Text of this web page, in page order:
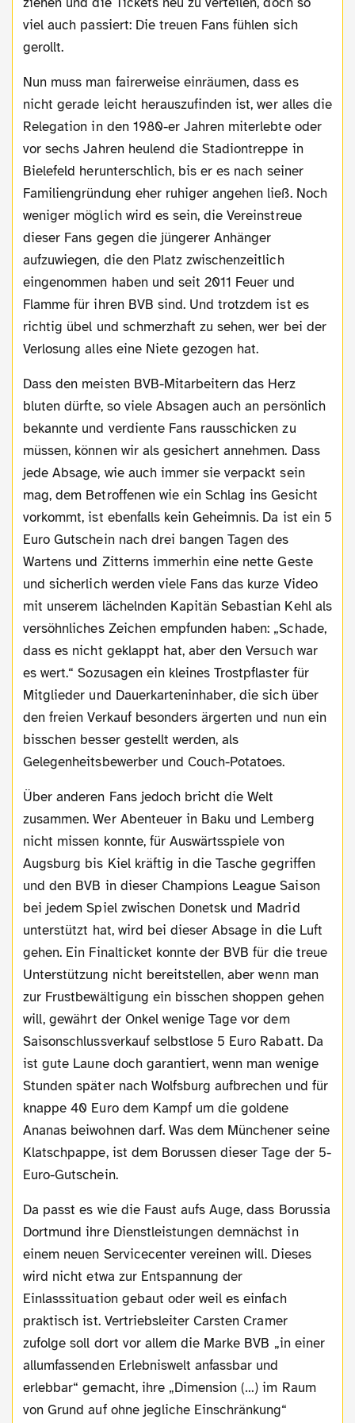
viel auch passiert: Die treuen Fans fühlen sich
gerollt.
Nun muss man fairerweise einräumen, dass es
nicht gerade leicht herauszufinden ist, wer alles die
Relegation in den 1980-er Jahren miterlebte oder
vor sechs Jahren heulend die Stadiontreppe in
Bielefeld herunterschlich, bis er es nach seiner
Familiengründung eher ruhiger angehen ließ. Noch
weniger möglich wird es sein, die Vereinstreue
dieser Fans gegen die jüngerer Anhänger
aufzuwiegen, die den Platz zwischenzeitlich
eingenommen haben und seit 2011 Feuer und
Flamme für ihren BVB sind. Und trotzdem ist es
richtig übel und schmerzhaft zu sehen, wer bei der
Verlosung alles eine Niete gezogen hat.
Dass den meisten BVB-Mitarbeitern das Herz
bluten dürfte, so viele Absagen auch an persönlich
bekannte und verdiente Fans rausschicken zu
müssen, können wir als gesichert annehmen. Dass
jede Absage, wie auch immer sie verpackt sein
mag, dem Betroffenen wie ein Schlag ins Gesicht
vorkommt, ist ebenfalls kein Geheimnis. Da ist ein 5
Euro Gutschein nach drei bangen Tagen des
Wartens und Zitterns immerhin eine nette Geste
und sicherlich werden viele Fans das kurze Video
mit unserem lächelnden Kapitän Sebastian Kehl als
versöhnliches Zeichen empfunden haben: „Schade,
dass es nicht geklappt hat, aber den Versuch war
es wert.“ Sozusagen ein kleines Trostpflaster für
Mitglieder und Dauerkarteninhaber, die sich über
den freien Verkauf besonders ärgerten und nun ein
bisschen besser gestellt werden, als
Gelegenheitsbewerber und Couch-Potatoes.
Über anderen Fans jedoch bricht die Welt
zusammen. Wer Abenteuer in Baku und Lemberg
nicht missen konnte, für Auswärtsspiele von
Augsburg bis Kiel kräftig in die Tasche gegriffen
und den BVB in dieser Champions League Saison
bei jedem Spiel zwischen Donetsk und Madrid
unterstützt hat, wird bei dieser Absage in die Luft
gehen. Ein Finalticket konnte der BVB für die treue
Unterstützung nicht bereitstellen, aber wenn man
zur Frustbewältigung ein bisschen shoppen gehen
will, gewährt der Onkel wenige Tage vor dem
Saisonschlussverkauf selbstlose 5 Euro Rabatt. Da
ist gute Laune doch garantiert, wenn man wenige
Stunden später nach Wolfsburg aufbrechen und für
knappe 40 Euro dem Kampf um die goldene
Ananas beiwohnen darf. Was dem Münchener seine
Klatschpappe, ist dem Borussen dieser Tage der 5-
Euro-Gutschein.
Da passt es wie die Faust aufs Auge, dass Borussia
Dortmund ihre Dienstleistungen demnächst in
einem neuen Servicecenter vereinen will. Dieses
wird nicht etwa zur Entspannung der
Einlasssituation gebaut oder weil es einfach
praktisch ist. Vertriebsleiter Carsten Cramer
zufolge soll dort vor allem die Marke BVB „in einer
allumfassenden Erlebniswelt anfassbar und
erlebbar“ gemacht, ihre „Dimension (…) im Raum
von Grund auf ohne jegliche Einschränkung“